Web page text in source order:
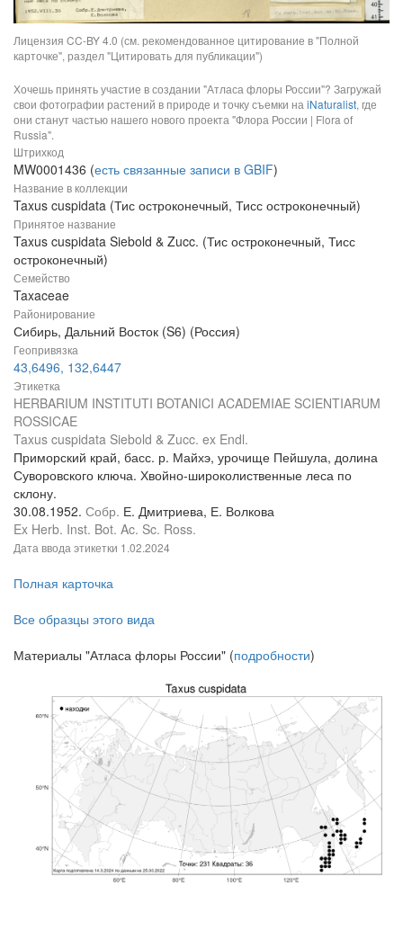
Лицензия CC-BY 4.0 (см. рекомендованное цитирование в "Полной
карточке", раздел "Цитировать для публикации")
Хочешь принять участие в создании "Атласа флоры России"? Загружай
свои фотографии растений в природе и точку съемки на iNaturalist, где
они станут частью нашего нового проекта "Флора России | Flora of
Russia".
Штрихкод
MW0001436 (есть связанные записи в GBIF)
Название в коллекции
Taxus cuspidata (Тис остроконечный, Тисс остроконечный)
Принятое название
Taxus cuspidata Siebold & Zucc. (Тис остроконечный, Тисс
остроконечный)
Семейство
Taxaceae
Районирование
Сибирь, Дальний Восток (S6) (Россия)
Геопривязка
43,6496, 132,6447
Этикетка
HERBARIUM INSTITUTI BOTANICI ACADEMIAE SCIENTIARUM
ROSSICAE
Taxus cuspidata Siebold & Zucc. ex Endl.
Приморский край, басс. р. Майхэ, урочище Пейшула, долина
Суворовского ключа. Хвойно-широколиственные леса по
склону.
30.08.1952. Собр. Е. Дмитриева, Е. Волкова
Ex Herb. Inst. Bot. Ac. Sc. Ross.
Дата ввода этикетки 1.02.2024
Полная карточка
Все образцы этого вида
Материалы "Атласа флоры России" (подробности)